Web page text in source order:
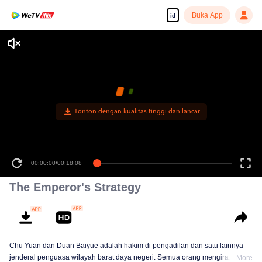
id Buka App
Tonton dengan kualitas tinggi dan lancar
00:00:00/00:18:08
The Emperor's Strategy
Chu Yuan dan Duan Baiyue adalah hakim di pengadilan dan satu lainnya
jenderal penguasa wilayah barat daya negeri. Semua orang mengira
More